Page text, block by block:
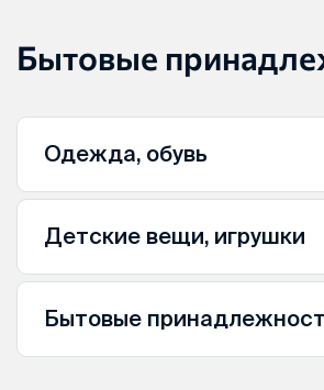
Бытовые
Одежда, обувь
Детские вещи, игрушки
Бытовые